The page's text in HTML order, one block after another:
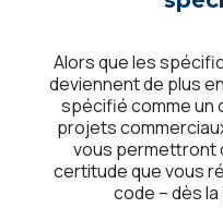
Alors que les
deviennent de plus
spécifié comme un
projets
vous permettront
certitude que vous
code – dès